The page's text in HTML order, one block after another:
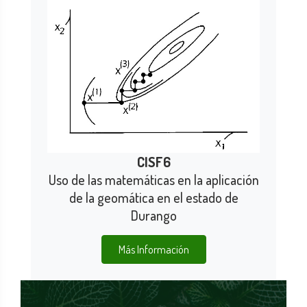
CISF6
Uso de las matemáticas en la aplicación
de la geomática en el estado de
Durango
Más Información